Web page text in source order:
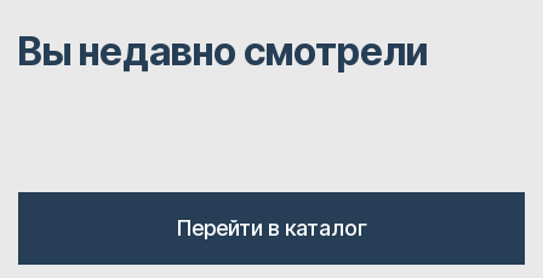
Вы недавно смотрели
Перейти в каталог